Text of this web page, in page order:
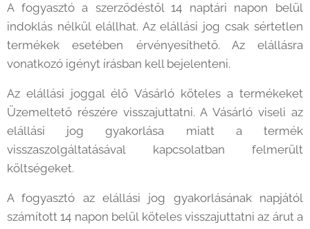
A fogyasztó a szerződéstől 14 naptári napon belül
indoklás nélkül elállhat. Az elállási jog csak sértetlen
termékek esetében érvényesíthető. Az elállásra
vonatkozó igényt írásban kell bejelenteni.
Az elállási joggal élő Vásárló köteles a termékeket
Üzemeltető részére visszajuttatni. A Vásárló viseli az
elállási jog gyakorlása miatt a termék
visszaszolgáltatásával kapcsolatban felmerült
költségeket.
A fogyasztó az elállási jog gyakorlásának napjától
számított 14 napon belül köteles visszajuttatni az árut a